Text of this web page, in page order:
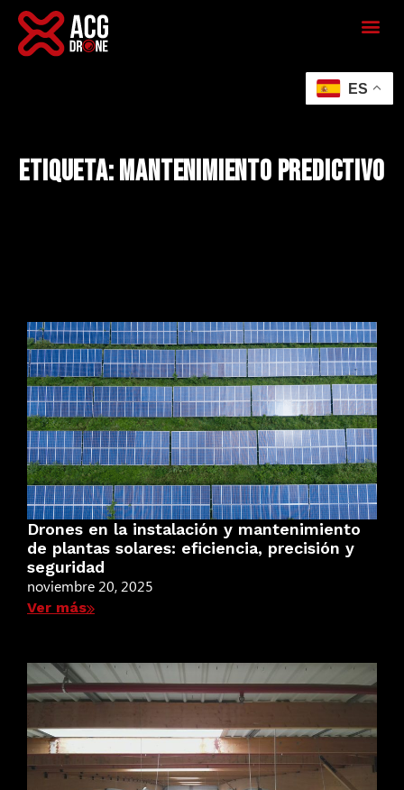
Etiqueta: mantenimiento predictivo
Drones en la instalación y mantenimiento
de plantas solares: eficiencia, precisión y
seguridad
noviembre 20, 2025
Ver más
ES